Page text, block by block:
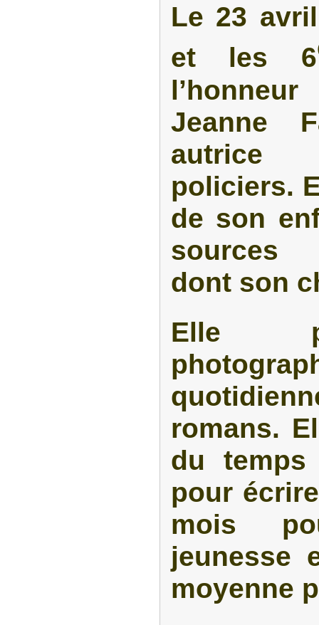
Le 23
et les 6
Jeanne
autrice
policiers.
de son
sources
dont son
Elle
romans.
du
pour
mois
jeunesse
moyenne